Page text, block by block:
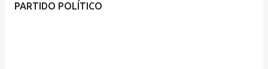
PARTIDO POLÍTICO